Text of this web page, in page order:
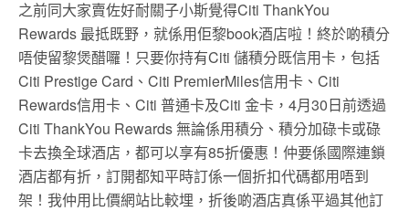
之前同大家賣佐好耐關子小斯覺得Citi ThankYou
Rewards 最抵既野，就係用佢黎book酒店啦！終於啲積分
唔使留黎煲醋囉！只要你持有Citi 儲積分既信用卡，包括
Citi Prestige Card、Citi PremierMiles信用卡、Citi
Rewards信用卡、Citi 普通卡及Citi 金卡，4月30日前透過
Citi ThankYou Rewards 無論係用積分、積分加碌卡或碌
卡去換全球酒店，都可以享有85折優惠！仲要係國際連鎖
酒店都有折，訂開都知平時訂係一個折扣代碼都用唔到
架！我仲用比價網站比較埋，折後啲酒店真係平過其他訂